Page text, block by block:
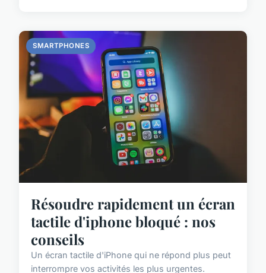
SMARTPHONES
Résoudre rapidement un écran
tactile d'iphone bloqué : nos
conseils
Un écran tactile d'iPhone qui ne répond plus peut
interrompre vos activités les plus urgentes.